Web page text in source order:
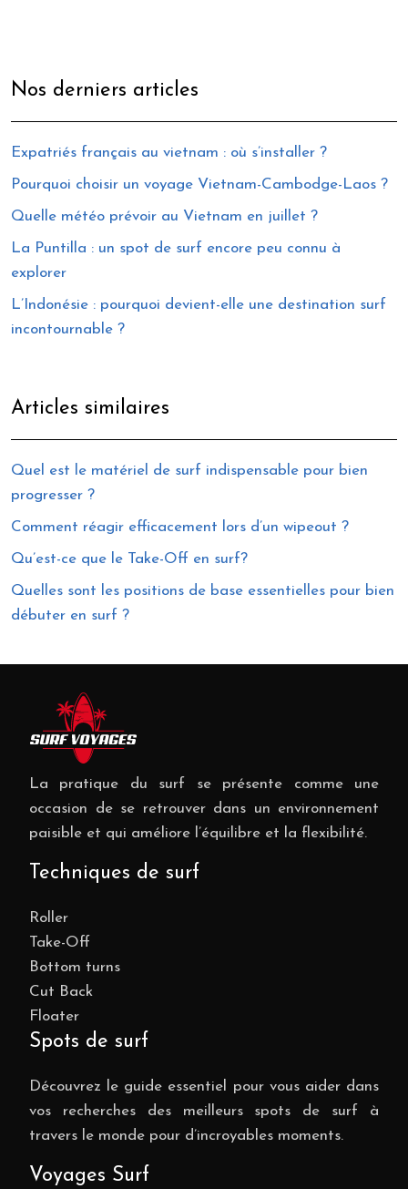
Nos derniers articles
Expatriés français au vietnam : où s’installer ?
Pourquoi choisir un voyage Vietnam-Cambodge-Laos ?
Quelle météo prévoir au Vietnam en juillet ?
La Puntilla : un spot de surf encore peu connu à
explorer
L’Indonésie : pourquoi devient-elle une destination surf
incontournable ?
Articles similaires
Quel est le matériel de surf indispensable pour bien
progresser ?
Comment réagir efficacement lors d’un wipeout ?
Qu’est-ce que le Take-Off en surf?
Quelles sont les positions de base essentielles pour bien
débuter en surf ?
La pratique du surf se présente comme une
occasion de se retrouver dans un environnement
paisible et qui améliore l’équilibre et la flexibilité.
Techniques de surf
Roller
Take-Off
Bottom turns
Cut Back
Floater
Spots de surf
Découvrez le guide essentiel pour vous aider dans
vos recherches des meilleurs spots de surf à
travers le monde pour d’incroyables moments.
Voyages Surf